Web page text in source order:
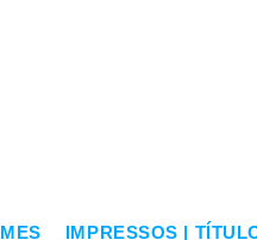
Categorias
IMPRESSOS |